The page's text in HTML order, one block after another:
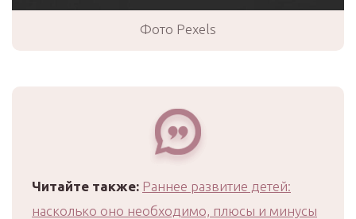
Фото Pexels
Читайте также: Раннее развитие детей:
насколько оно необходимо, плюсы и минусы